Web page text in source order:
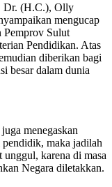
Dr. (H.C.), Olly
mengucap
Pemprov Sulut
Pendidikan. Atas
diberikan bagi
besar dalam dunia
menegaskan
maka jadilah
karena di masa
Negara diletakkan.